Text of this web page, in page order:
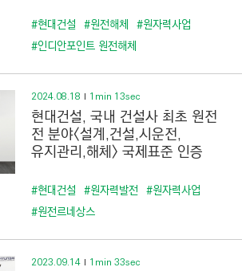
#현대건설 #원전해체 #원자력사업
#인디안포인트 원전해체
2024.08.18 1min 13sec
현대건설, 국내 건설사 최초 원전
전 분야<설계,건설,시운전,
유지관리,해체> 국제표준 인증
#현대건설 #원자력발전 #원자력사업
#원전르네상스
2023.09.14 1min 33sec